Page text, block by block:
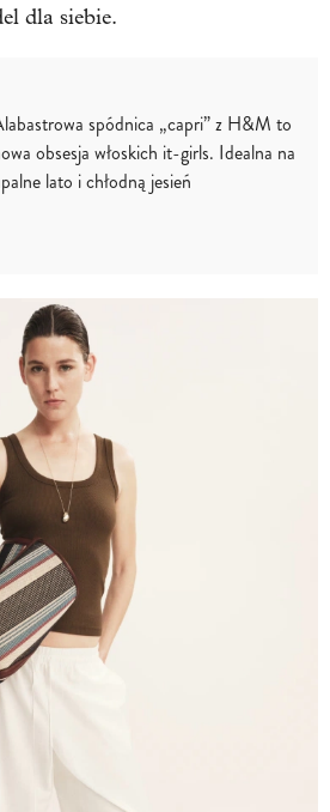
dla siebie.
spódnica „capri” z H&M to
obsesja włoskich it-girls. Idealna na
lato i chłodną jesień